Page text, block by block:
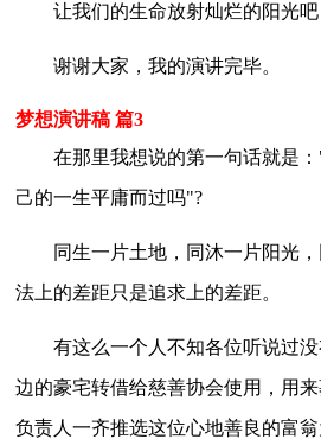
让我们的生命放射灿烂的阳光
谢谢大家，我的演讲完毕。
梦想演讲稿 篇3
在那里我想说的第一句话就是
己的一生平庸而过吗"?
同生一片土地，同沐一片阳光
法上的差距只是追求上的差距。
有这么一个人不知各位听说过
边的豪宅转借给慈善协会使用，用
负责人一齐推选这位心地善良的富